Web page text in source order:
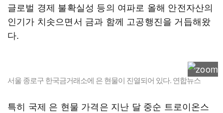
글로벌 경제 불확실성 등의 여파로 올해 안전자산의
인기가 치솟으면서 금과 함께 고공행진을 거듭해왔
다.
서울 종로구 한국금거래소에 은 현물이 진열되어 있다. 연합뉴스
특히 국제 은 현물 가격은 지난 달 중순 트로이온스